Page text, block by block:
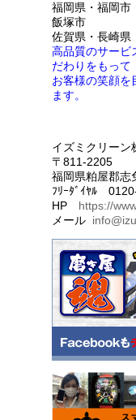
福岡県・福岡市
飯塚市
佐賀県・長崎県
高品質のサービ
だわりをもって
お客様の笑顔を
ます。
イズミクリーン
〒811-2205
福岡県粕屋郡志
ﾌﾘｰﾀﾞｲﾔﾙ
HP https://
メール